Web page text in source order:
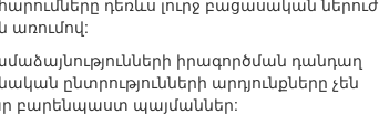
դեռևս լուրջ բացասական ներուժ
առումով:
իրագործման դանդաղ
ընտրությունների արդյունքները չեն
բարենպաստ պայմաններ: